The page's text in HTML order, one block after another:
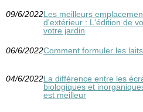
09/6/2022Les meilleurs
d'extérieur : L'édition de
votre jardin
06/6/2022Comment formuler les
04/6/2022La différence entre les
biologiques et
est meilleur